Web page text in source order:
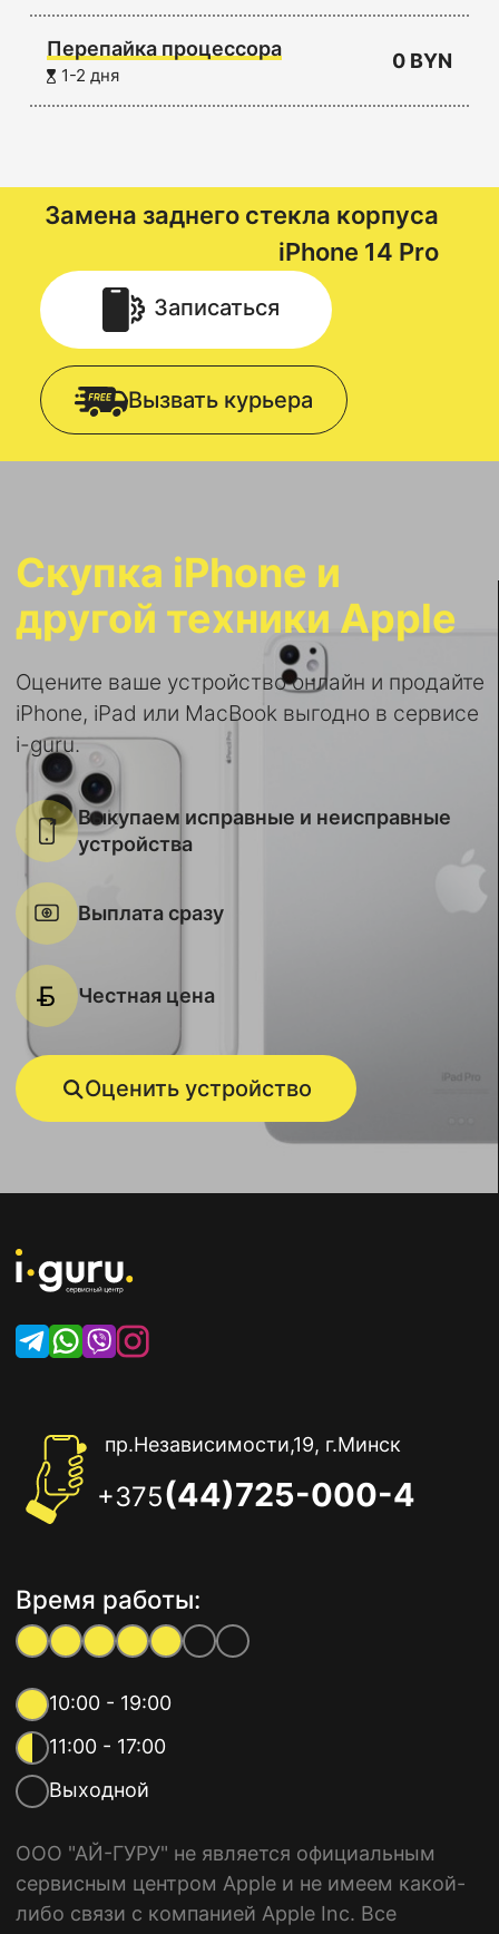
Перепайка процессора
1-2 дня
0 BYN
Замена заднего стекла корпуса
iPhone 14 Pro
Записаться
Вызвать курьера
Скупка iPhone и
другой техники Apple
Оцените ваше устройство онлайн и продайте
iPhone, iPad или MacBook выгодно в сервисе
i-guru.
Выкупаем исправные и неисправные
устройства
Выплата сразу
Честная цена
Оценить устройство
пр.Независимости,19, г.Минск
+375(44)725-000-4
Время работы:
10:00 - 19:00
11:00 - 17:00
Выходной
ООО "АЙ-ГУРУ" не является официальным
сервисным центром Apple и не имеем какой-
либо связи с компанией Apple Inc. Все